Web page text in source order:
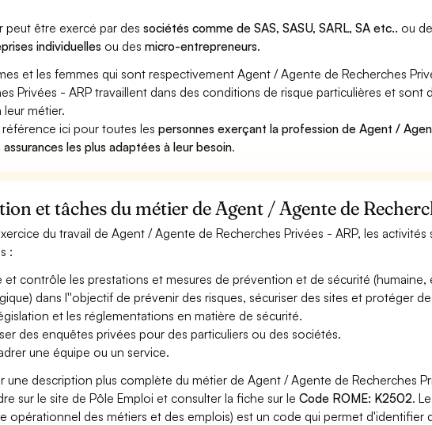
peut être exercé par dessociétés comme de SAS, SASU, SARL, SA etc.. ou
individuelles ou desmicro-entrepreneurs.
et les femmes qui sont respectivement Agent / Agente de Recherches
Privées - ARP travaillent dans des conditions de risque particulières et sont
métier.
référence ici pour toutes lespersonnes exerçant la profession de Agent /
les plus adaptées à leur besoin.
et tâches du métier de Agent / Agente de
du travail de Agent / Agente de Recherches Privées - ARP, les
:
et contrôle les prestations et mesures de prévention et de sécurité (humaine,
dans l''objectif de prévenir des risques, sécuriser des sites et protéger
et les réglementations en matière de sécurité.
des enquêtes privées pour des particuliers ou des sociétés.
une équipe ou un service.
une description plus complète du métier de Agent / Agente de Recherches
sur le site de Pôle Emploi et consulter la fiche sur leCode ROME: K2502.
opérationnel des métiers et des emplois) est un code qui permet d'identifier